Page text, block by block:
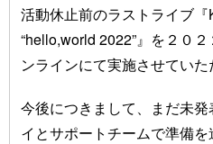
活動休止前のラストライブ
“hello,world 2022”』を２０
ンラインにて実施させていた
今後につきまして、まだ未
イとサポートチームで準備